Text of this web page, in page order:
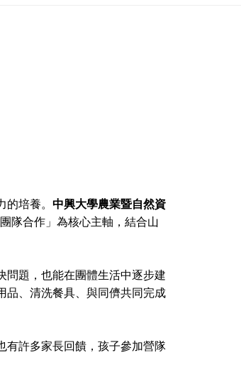
培養。 中興大學農業暨自然資
隊合作」為核心主軸，結合山
問題，也能在團體生活中逐步建
品、清洗餐具、與同儕共同完成
有許多家長回饋，孩子參加營隊